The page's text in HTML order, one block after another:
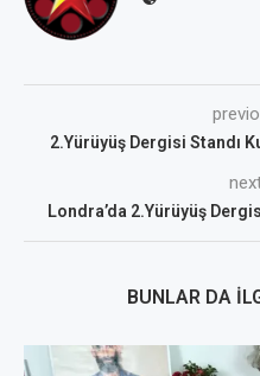
2.Yürüyüş Dergisi Standı
Londra’da 2.Yürüyüş
BUNLAR DA